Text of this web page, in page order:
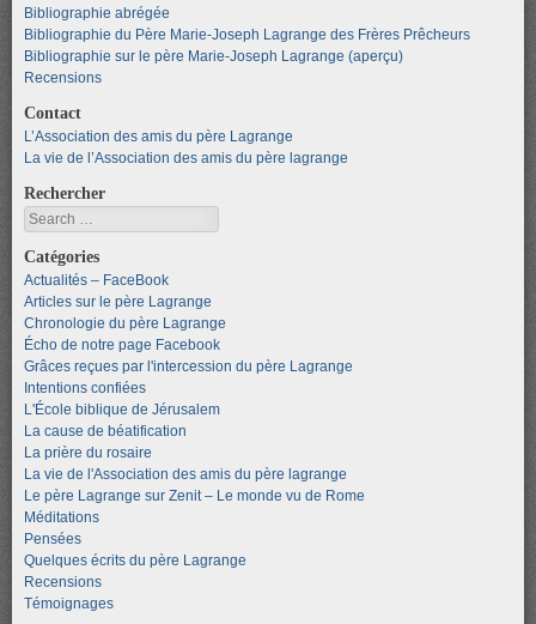
Bibliographie abrégée
Bibliographie du Père Marie-Joseph Lagrange des Frères Prêcheurs
Bibliographie sur le père Marie-Joseph Lagrange (aperçu)
Recensions
Contact
L’Association des amis du père Lagrange
La vie de l’Association des amis du père lagrange
Rechercher
Search
Catégories
Actualités – FaceBook
Articles sur le père Lagrange
Chronologie du père Lagrange
Écho de notre page Facebook
Grâces reçues par l'intercession du père Lagrange
Intentions confiées
L'École biblique de Jérusalem
La cause de béatification
La prière du rosaire
La vie de l'Association des amis du père lagrange
Le père Lagrange sur Zenit – Le monde vu de Rome
Méditations
Pensées
Quelques écrits du père Lagrange
Recensions
Témoignages